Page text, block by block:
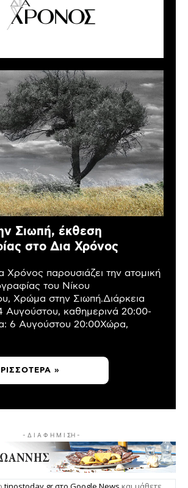
Σιωπή, έκθεση
στο Δια Χρόνος
Χρόνος παρουσιάζει την ατομική
του Νίκου
Χρώμα στην Σιωπή.Διάρκεια
Αυγούστου, καθημερινά 20:00-
6 Αυγούστου 20:00Χώρα,
»
- Δ Ι Α Φ Η Μ Ι ΣΗ -